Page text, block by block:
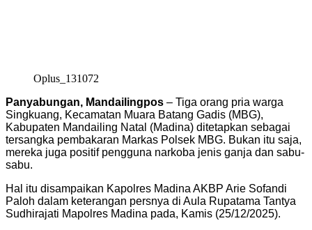
Oplus_131072
Panyabungan, Mandailingpos – Tiga orang pria warga
Singkuang, Kecamatan Muara Batang Gadis (MBG),
Kabupaten Mandailing Natal (Madina) ditetapkan sebagai
tersangka pembakaran Markas Polsek MBG. Bukan itu saja,
mereka juga positif pengguna narkoba jenis ganja dan sabu-
sabu.
Hal itu disampaikan Kapolres Madina AKBP Arie Sofandi
Paloh dalam keterangan persnya di Aula Rupatama Tantya
Sudhirajati Mapolres Madina pada, Kamis (25/12/2025).